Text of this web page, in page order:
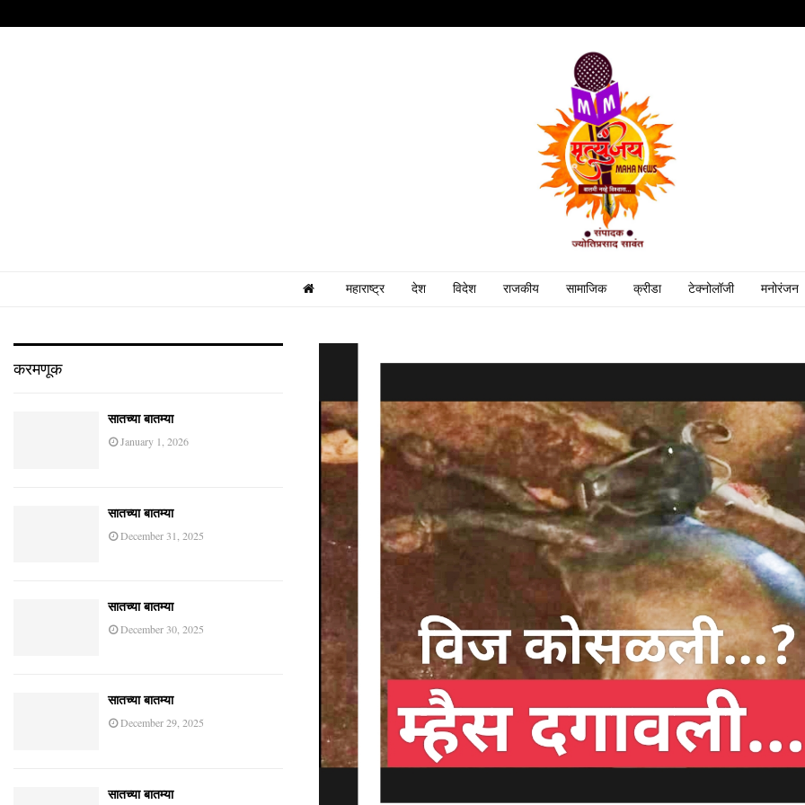
महाराष्ट्र देश विदेश राजकीय सामाजिक क्रीडा टेक्नोलॉजी मनोरंजन
करमणूक
सातच्या बातम्या
January 1, 2026
सातच्या बातम्या
December 31, 2025
सातच्या बातम्या
December 30, 2025
सातच्या बातम्या
December 29, 2025
सातच्या बातम्या